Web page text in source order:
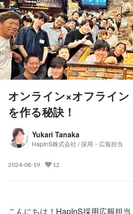
オンライン×オフライン
を作る秘訣！
Yukari Tanaka
HapInS株式会社 / 採用・広報担当
2024-08-19 12
こんにちは！HapInS採用広報担当